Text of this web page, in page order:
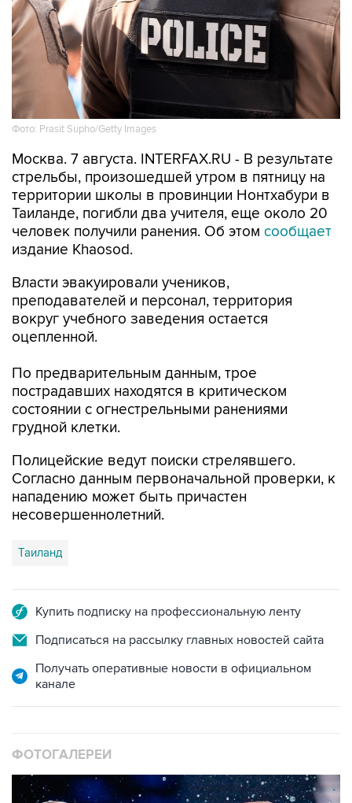
Фото: Prasit Supho/Getty Images
Москва. 7 августа. INTERFAX.RU - В результате
стрельбы, произошедшей утром в пятницу на
территории школы в провинции Нонтхабури в
Таиланде, погибли два учителя, еще около 20
человек получили ранения. Об этом сообщает
издание Khaosod.
Власти эвакуировали учеников,
преподавателей и персонал, территория
вокруг учебного заведения остается
оцепленной.
По предварительным данным, трое
пострадавших находятся в критическом
состоянии с огнестрельными ранениями
грудной клетки.
Полицейские ведут поиски стрелявшего.
Согласно данным первоначальной проверки, к
нападению может быть причастен
несовершеннолетний.
Таиланд
Купить подписку на профессиональную ленту
Подписаться на рассылку главных новостей сайта
Получать оперативные новости в официальном
канале
ФОТОГАЛЕРЕИ